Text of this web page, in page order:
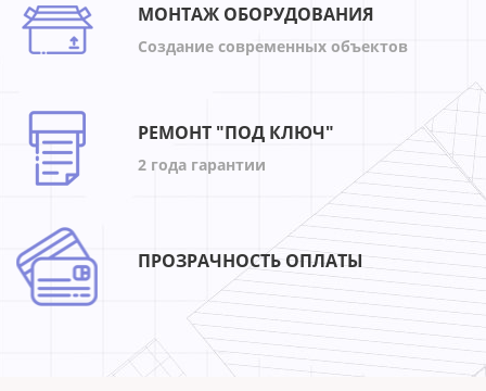
МОНТАЖ ОБОРУДОВАНИЯ
Создание современных объектов
РЕМОНТ "ПОД КЛЮЧ"
2 года гарантии
ПРОЗРАЧНОСТЬ ОПЛАТЫ